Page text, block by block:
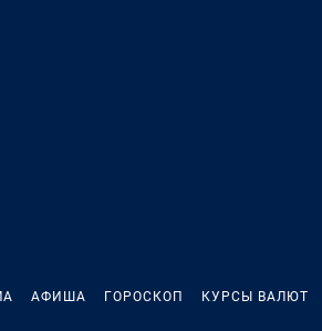
АФИША ГОРОСКОП КУРСЫ ВАЛЮТ